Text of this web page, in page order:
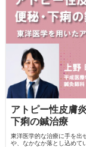
アトピー性皮膚
下痢の鍼治療
東洋医学的な治療に手を出
や、なかなか落とし込めて